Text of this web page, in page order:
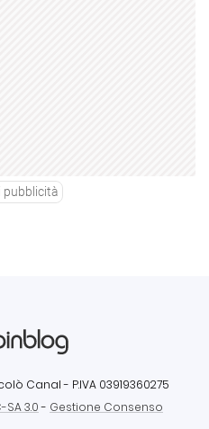
pubblicità
Canal - P.IVA 03919360275
SA 3.0- Gestione Consenso